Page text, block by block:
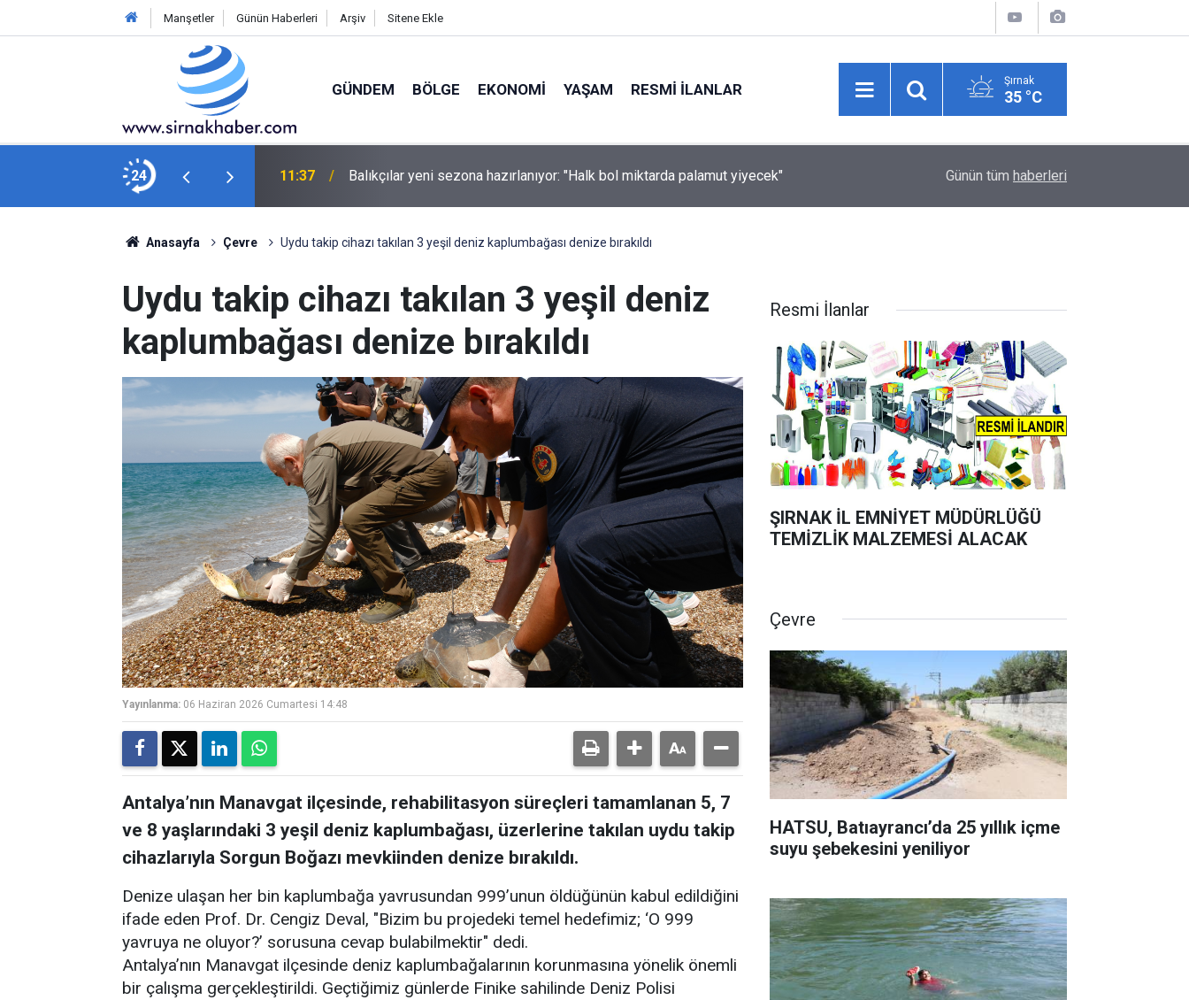
Manşetler Günün Haberleri Arşiv Sitene Ekle
GÜNDEM BÖLGE EKONOMI YAŞAM RESMI İLANLAR Şırnak
35 °C
24 11:37 Balıkçılar yeni sezona hazırlanıyor: "Halk bol miktarda palamut yiyecek" Üzüm üreticilerine kritik hasat uyarısı!
Günün tüm haberleri
Anasayfa Çevre Uydu takip cihazı takılan 3 yeşil deniz kaplumbağası denize bırakıldı
Uydu takip cihazı takılan 3 yeşil deniz
kaplumbağası denize bırakıldı
Yayınlanma: 06 Haziran 2026 Cumartesi 14:48
Antalya’nın Manavgat ilçesinde, rehabilitasyon süreçleri tamamlanan 5, 7
ve 8 yaşlarındaki 3 yeşil deniz kaplumbağası, üzerlerine takılan uydu takip
cihazlarıyla Sorgun Boğazı mevkiinden denize bırakıldı.
Denize ulaşan her bin kaplumbağa yavrusundan 999’unun öldüğünün kabul edildiğini
ifade eden Prof. Dr. Cengiz Deval, "Bizim bu projedeki temel hedefimiz; ‘O 999
yavruya ne oluyor?’ sorusuna cevap bulabilmektir" dedi.
Antalya’nın Manavgat ilçesinde deniz kaplumbağalarının korunmasına yönelik önemli
bir çalışma gerçekleştirildi. Geçtiğimiz günlerde Finike sahilinde Deniz Polisi
Resmi İlanlar
ŞIRNAK İL EMNİYET MÜDÜRLÜĞÜ
TEMİZLİK MALZEMESİ ALACAK
Çevre
HATSU, Batıayrancı’da 25 yıllık içme
suyu şebekesini yeniliyor